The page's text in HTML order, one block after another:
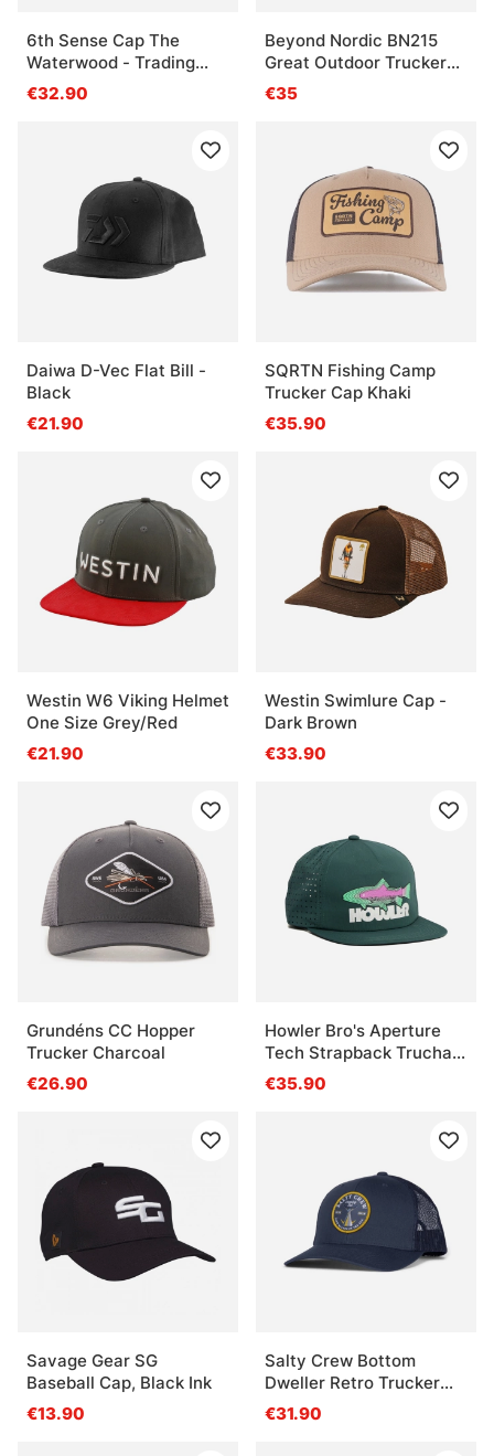
6th Sense Cap The
Waterwood - Trading
Post
€32.90
Beyond Nordic BN215
Great Outdoor Trucker
Cap G-Beige
€35
Daiwa D-Vec Flat Bill -
Black
€21.90
SQRTN Fishing Camp
Trucker Cap Khaki
€35.90
Westin W6 Viking Helmet
One Size Grey/Red
€21.90
Westin Swimlure Cap -
Dark Brown
€33.90
Grundéns CC Hopper
Trucker Charcoal
€26.90
Howler Bro's Aperture
Tech Strapback Trucha -
Dark Teal
€35.90
Savage Gear SG
Baseball Cap, Black Ink
€13.90
Salty Crew Bottom
Dweller Retro Trucker
Navy
€31.90